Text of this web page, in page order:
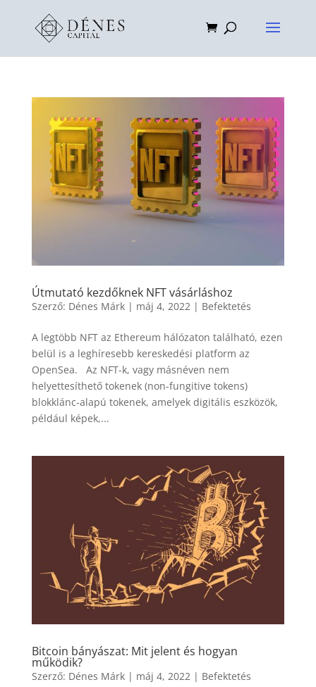
Útmutató kezdőknek NFT vásárláshoz
Szerző: Dénes Márk| máj 4, 2022| Befektetés
A legtöbb NFT az Ethereum hálózaton található, ezen
belül is a leghíresebb kereskedési platform az
OpenSea. Az NFT-k, vagy másnéven nem
helyettesíthető tokenek (non-fungitive tokens)
blokklánc-alapú tokenek, amelyek digitális eszközök,
például képek,...
Bitcoin bányászat: Mit jelent és hogyan
működik?
Szerző: Dénes Márk| máj 4, 2022| Befektetés